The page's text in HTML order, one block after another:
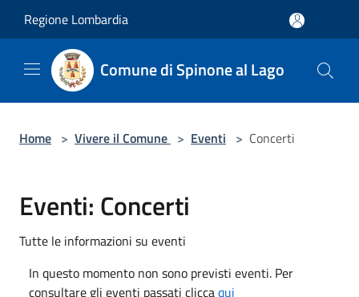
Regione Lombardia
Comune di Spinone al Lago
Home > Vivere il Comune > Eventi > Concerti
Eventi: Concerti
Tutte le informazioni su eventi
In questo momento non sono previsti eventi. Per
consultare gli eventi passati cliccaqui